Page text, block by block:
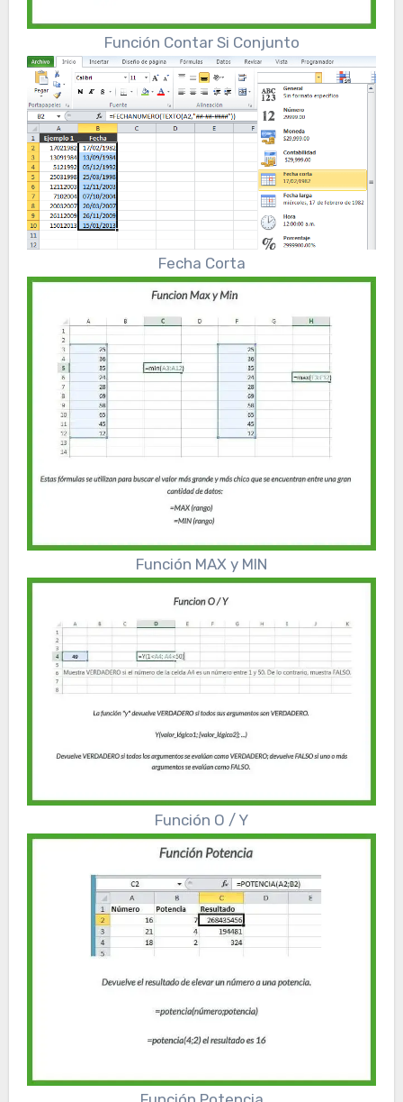
Función Contar Si Conjunto
Fecha Corta
Función MAX y MIN
Función O / Y